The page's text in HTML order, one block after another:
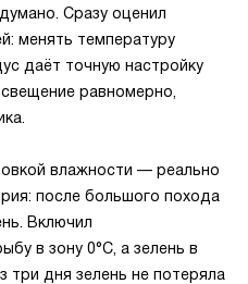
Сразу оценил
менять температуру
даёт точную настройку
равномерно,
влажности — реально
после большого похода
Включил
в зону 0°C, а зелень в
три дня зелень не потеряла